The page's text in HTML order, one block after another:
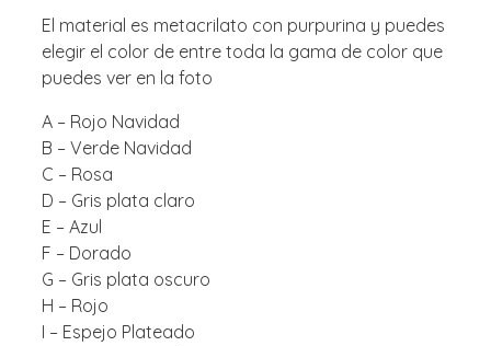
El material es metacrilato con purpurina y puedes
elegir el color de entre toda la gama de color que
puedes ver en la foto
A – Rojo Navidad
B – Verde Navidad
C – Rosa
D – Gris plata claro
E – Azul
F – Dorado
G – Gris plata oscuro
H – Rojo
I – Espejo Plateado